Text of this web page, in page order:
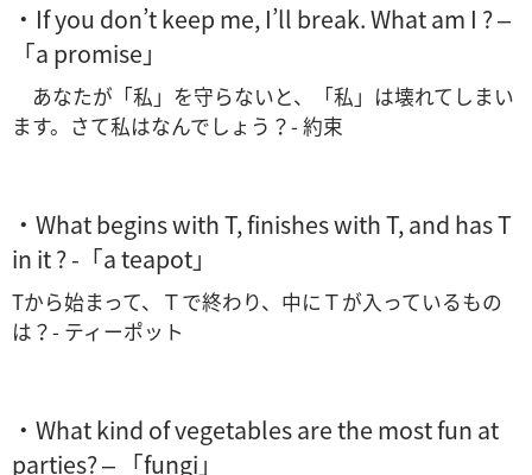
・If you don’t keep me, I’ll break. What am I ? –
「a promise」
あなたが「私」を守らないと、「私」は壊れてしまい
ます。さて私はなんでしょう？- 約束
・What begins with T, finishes with T, and has T
in it ? -「a teapot」
Tから始まって、Ｔで終わり、中にＴが入っているもの
は？- ティーポット
・What kind of vegetables are the most fun at
parties? – 「fungi」